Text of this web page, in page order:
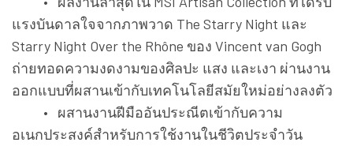
แรงบันดาลใจจากภาพวาด The Starry Night และ
Starry Night Over the Rhône ของ Vincent van Gogh
ถ่ายทอดความงดงามของศิลปะ แสง และเงา ผ่านงาน
ออกแบบที่ผสานเข้ากับเทคโนโลยีสมัยใหม่อย่างลงตัว
• ผสานงานฝีมืออันประณีตเข้ากับความ
อเนกประสงค์สำหรับการใช้งานในชีวิตประจำวัน